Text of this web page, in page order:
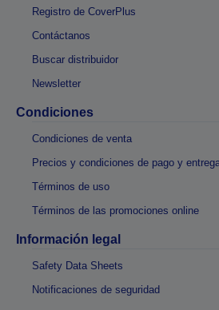
Registro de CoverPlus
Contáctanos
Buscar distribuidor
Newsletter
Condiciones
Condiciones de venta
Precios y condiciones de pago y
Términos de uso
Términos de las promociones online
Información legal
Safety Data Sheets
Notificaciones de seguridad